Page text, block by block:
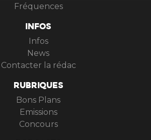
Fréquences
INFOS
Infos
News
Contacter la rédac
RUBRIQUES
Bons Plans
Emissions
Concours